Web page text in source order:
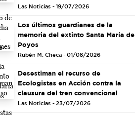
Las Noticias - 19/07/2026
Los últimos guardianes de la
memoria del extinto Santa María de
Poyos
Rubén M. Checa - 01/08/2026
Desestiman el recurso de
Ecologistas en Acción contra la
clausura del tren convencional
Las Noticias - 23/07/2026